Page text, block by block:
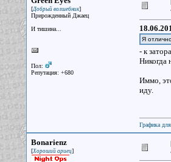
[Добрый волшебник]
Прирожденный Джаец
И тишина...
Пол:
Репутация: +680
Я
- к
Никогда
Иммо,
иду.
Графика
Bonarienz
[Хороший ариец]